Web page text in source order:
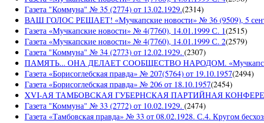
Газета "Коммуна" № 35 (2774) от 13.02.1929.(2314)
ВАШ ГОЛОС РЕШАЕТ! «Мучкапские новости» № 36 (9509), 5
Газета «Мучкапские новости» № 4(7760), 14.01.1999 С. 1(2515)
Газета «Мучкапские новости» № 4(7760), 14.01.1999 С. 2(2579)
Газета "Коммуна" № 34 (2773) от 12.02.1929. (2307)
ПАМЯТЬ... ОНА ДЕЛАЕТ СООБЩЕСТВО НАРОДОМ. «Мучкапские
Газета «Борисоглебская правда» № 207(5764) от 19.10.1957(2494)
Газета «Борисоглебская правда» № 206 от 18.10.1957(2454)
XVI-АЯ ТАМБОВСКАЯ ГУБЕРНСКАЯ ПАРТИЙНАЯ
Газета "Коммуна" № 33 (2772) от 10.02.1929. (2474)
Газета «Тамбовская правда» № 33 от 08.02.1928. С.4. Кругом